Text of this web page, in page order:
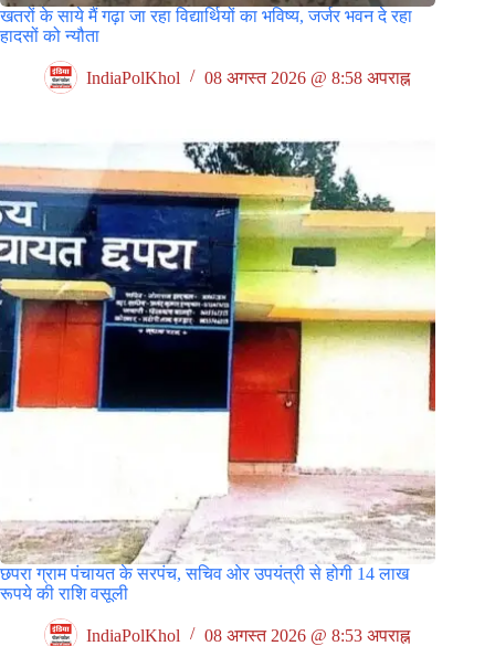
खतरों के साये मैं गढ़ा जा रहा विद्यार्थियों का भविष्य, जर्जर भवन दे रहा
हादसों को न्यौता
IndiaPolKhol 08 अगस्त 2026 @ 8:58 अपराह्न
छपरा ग्राम पंचायत के सरपंच, सचिव ओर उपयंत्री से होगी 14 लाख
रूपये की राशि वसूली
IndiaPolKhol 08 अगस्त 2026 @ 8:53 अपराह्न